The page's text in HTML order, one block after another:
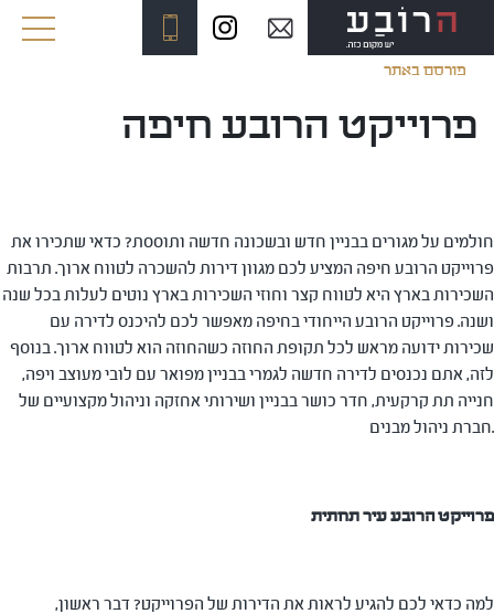
פורסם באתר
פרוייקט הרובע חיפה
חולמים על מגורים בבניין חדש ובשכונה חדשה ותוססת? כדאי שתכירו את
פרוייקט הרובע חיפה המציע לכם מגוון דירות להשכרה לטווח ארוך. תרבות
השכירות בארץ היא לטווח קצר וחוזי השכירות בארץ נוטים לעלות בכל שנה
ושנה. פרוייקט הרובע הייחודי בחיפה מאפשר לכם להיכנס לדירה עם
שכירות ידועה מראש לכל תקופת החוזה כשהחוזה הוא לטווח ארוך. בנוסף
לזה, אתם נכנסים לדירה חדשה לגמרי בבניין מפואר עם לובי מעוצב ויפה,
חנייה תת קרקעית, חדר כושר בבניין ושירותי אחזקה וניהול מקצועיים של
חברת ניהול מבנים.
פרוייקט הרובע עיר תחתית
למה כדאי לכם להגיע לראות את הדירות של הפרוייקט? דבר ראשון,